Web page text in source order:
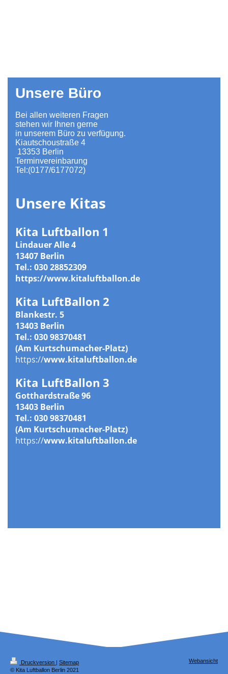
Unsere Büro
Bei allen weiteren Fragen
stehen wir Ihnen gerne
in unserem Büro zu verfügung.
Kiautschoustraße 4
13353 Berlin
Terminvereinbarung
Tel:(0177/6177072)
Unsere Kitas
Kita Luftballon 1
Lindauer Alle 4
13407 Berlin
Tel.: 030 28852309
https://www.kitaluftballon.de
Kita LuftBallon 2
Blankestr. 5
13403 Berlin
Tel.: 030 98370481
(Am Kurtschumacher-Platz)
https://www.kitaluftballon.de
Kita LuftBallon 3
Gotthardstraße 96
13403 Berlin
Tel.: 030 98370481
(Am Kurtschumacher-Platz)
https://www.kitaluftballon.de
Druckversion
Sitemap
© Kita Luftballon Berlin 2021
Webansicht